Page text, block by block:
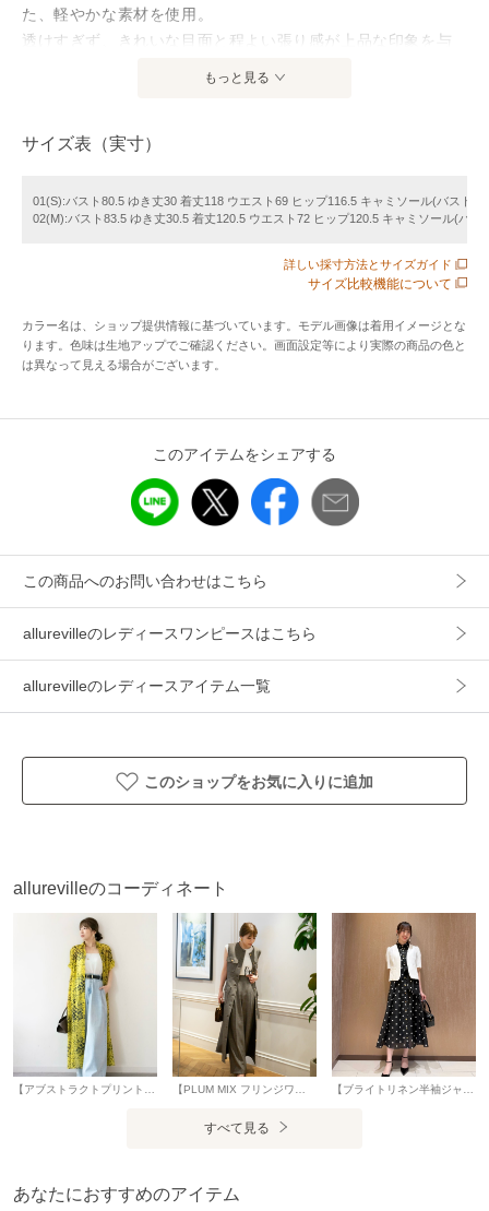
た、軽やかな素材を使用。
透けすぎず、きれいな目面と程よい張り感が上品な印象を与
から続く袖は袖幅を広めに取り、腕まわりをすっきりと見せ
ウエストは共布リボンでキュッと結んで、メリハリのあるラ
スカートは腰まわりをすっきりと見せつつ、裾に向かって美
【スタッフコメント】
ある着こなしも楽しめます。
一枚ではもちろん、レイヤードや羽織りとしても幅広く活躍
する一着です。
ございます。
像のカラーが異なる場合もございます。
アイテム情報
商品コード 21261014410
性別タイプ レディース
カテゴリ ワンピース ロング・マキシ丈ワンピース
本体：ポリエステル100％ キャミソール：ポリ
エステル100％
製造国 詳細は下記よりお問い合わせください
もっと見る
サイズ表（実寸）
01(S):バスト80.5 ゆき丈30 着丈118 ウエスト69 ヒップ116.5 キャミソール(バスト
02(M):バスト83.5 ゆき丈30.5 着丈120.5 ウエスト72 ヒップ120.5 キャミソール(バス
詳しい採寸方法とサイズガイド
サイズ比較機能について
カラー名は、ショップ提供情報に基づいています。モデル画像は着用イメージとな
ります。色味は生地アップでご確認ください。画面設定等により実際の商品の色と
は異なって見える場合がございます。
このアイテムをシェアする
この商品へのお問い合わせはこちら
allurevilleのレディースワンピースはこちら
allurevilleのレディースアイテム一覧
このショップをお気に入りに追加
allurevilleのコーディネート
すべて見る
あなたにおすすめのアイテム